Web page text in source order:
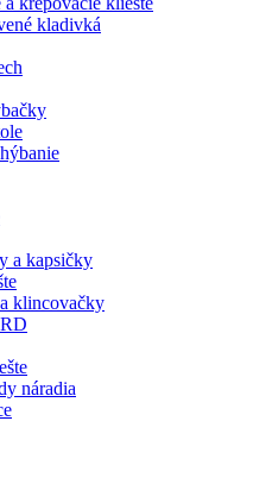
kladivká
a kapsičky
klincovačky
náradia